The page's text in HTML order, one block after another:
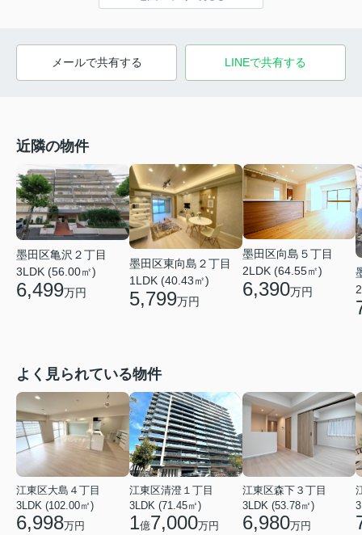
メールで共有する LINEで共有する
近隣の物件
墨田区亀沢２丁目
3LDK (56.00㎡)
6,499万円
墨田区東向島２丁目
1LDK (40.43㎡)
5,799万円
墨田区向島５丁目
2LDK (64.55㎡)
6,390万円
よく見られている物件
江東区大島４丁目
3LDK (102.00㎡)
6,998万円
江東区清澄１丁目
3LDK (71.45㎡)
1億7,000万円
江東区森下３丁目
3LDK (53.78㎡)
6,980万円